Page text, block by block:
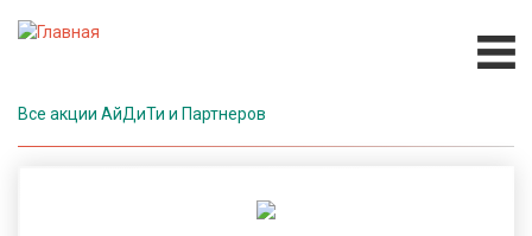
П
р
Все акции АйДиТи и Партнеров